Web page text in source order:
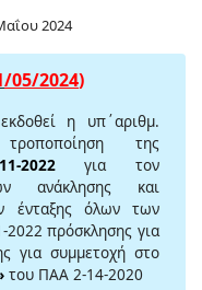
2024
/05/2024)
η υπ΄αριθμ.
της
2022για τον
ανάκλησης και
ένταξης όλων των
πρόσκλησης για
για συμμετοχή στο
του ΠΑΑ 2-14-2020